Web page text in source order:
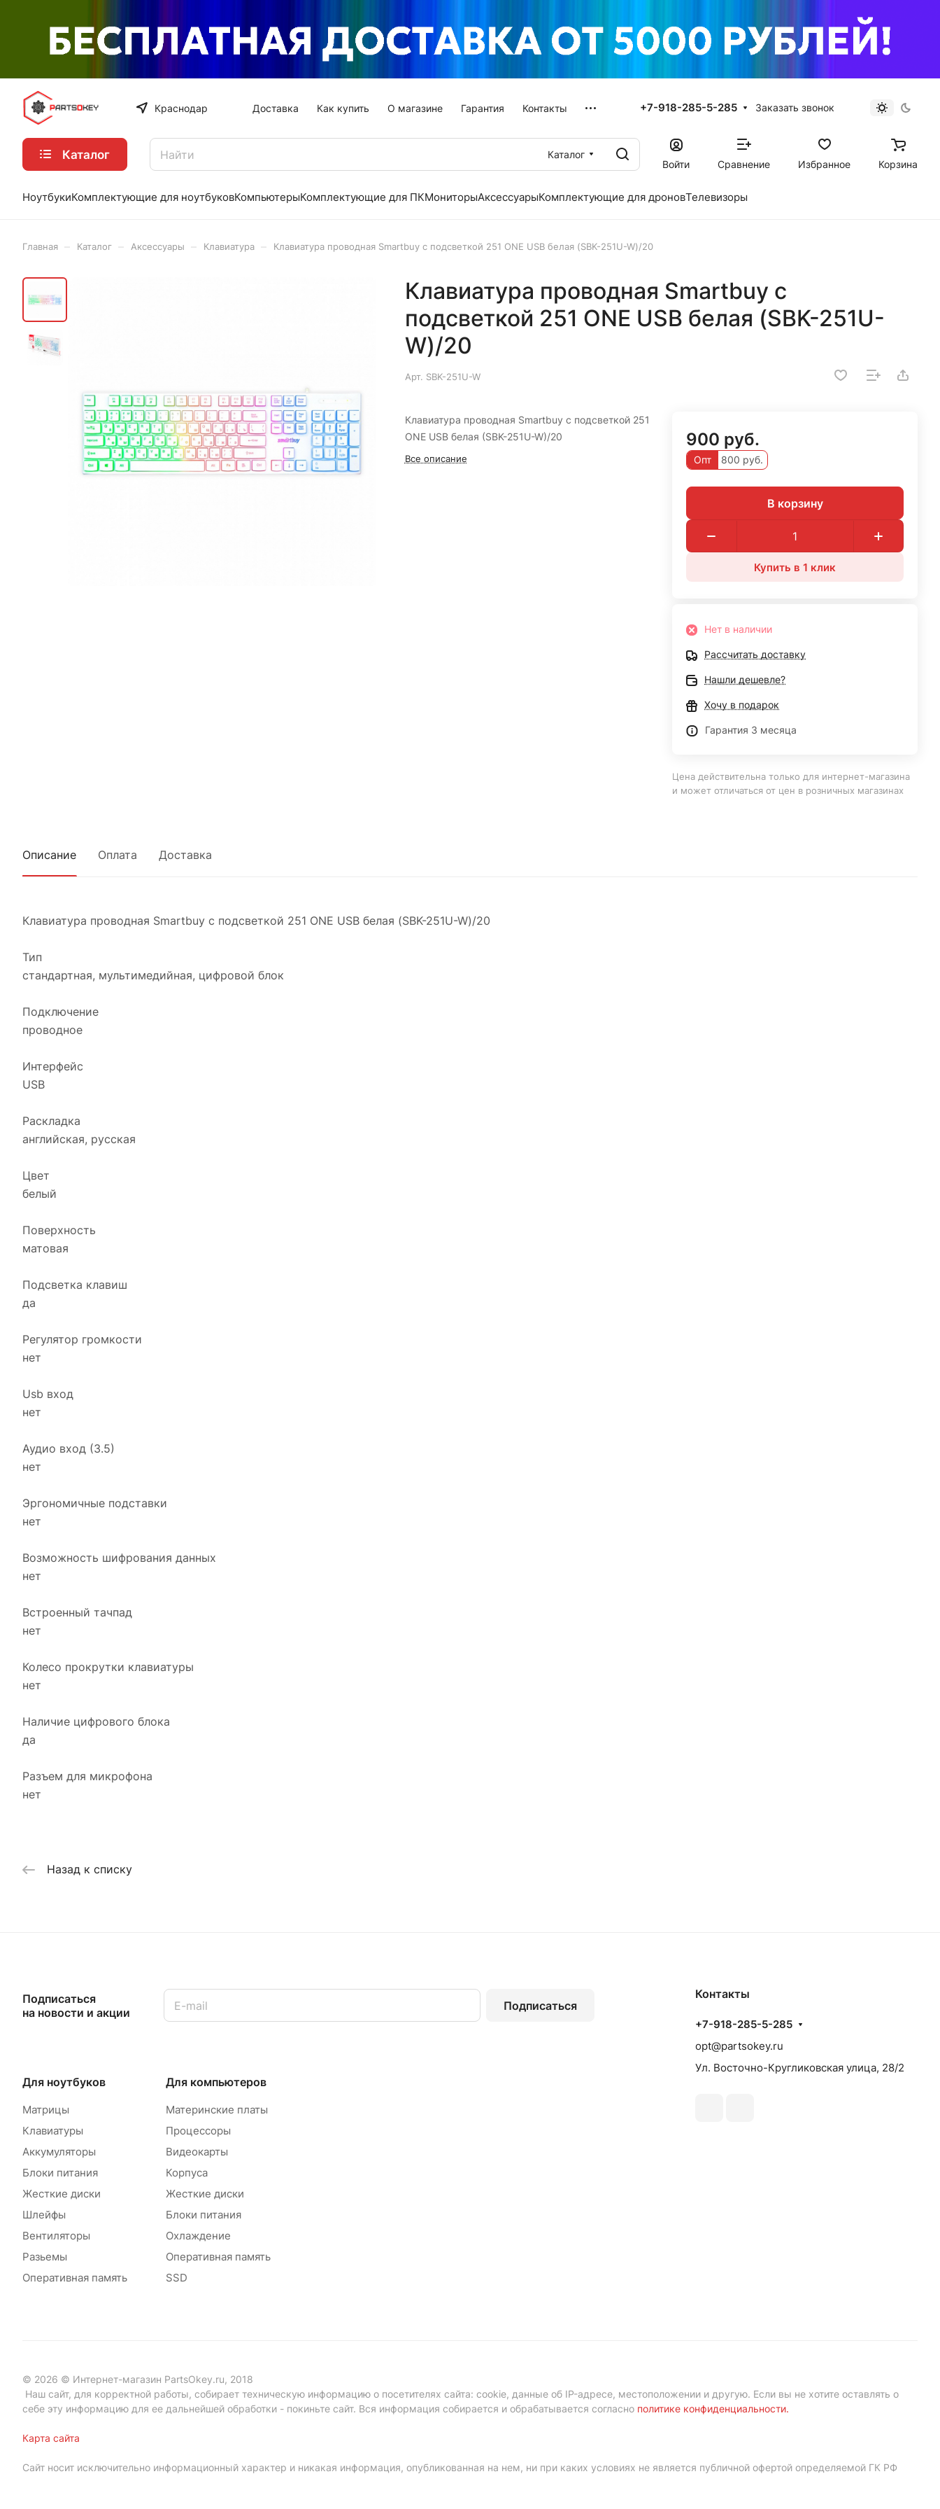
Краснодар Доставка Как купить О магазине Гарантия Контакты +7-918-285-5-285 Заказать звонок
Каталог
Каталог
Войти
Сравнение Избранное Корзина
НоутбукиКомплектующие для ноутбуковКомпьютерыКомплектующие для ПКМониторыАксессуарыКомплектующие для дроновТелевизоры
Главная Каталог Аксессуары Клавиатура Клавиатура проводная Smartbuy с подсветкой 251 ONE USB белая (SBK-251U-W)/20
Клавиатура проводная Smartbuy с
подсветкой 251 ONE USB белая (SBK-251U-
W)/20
Арт. SBK-251U-W
Клавиатура проводная Smartbuy с подсветкой 251
ONE USB белая (SBK-251U-W)/20
Все описание
900 руб.
Опт 800 руб.
В корзину
Купить в 1 клик
Нет в наличии
Рассчитать доставку
Нашли дешевле?
Хочу в подарок
Гарантия 3 месяца
Цена действительна только для интернет-магазина
и может отличаться от цен в розничных магазинах
Описание Оплата Доставка
Клавиатура проводная Smartbuy с подсветкой 251 ONE USB белая (SBK-251U-W)/20
Тип
стандартная, мультимедийная, цифровой блок
Подключение
проводное
Интерфейс
USB
Раскладка
английская, русская
Цвет
белый
Поверхность
матовая
Подсветка клавиш
да
Регулятор громкости
нет
Usb вход
нет
Аудио вход (3.5)
нет
Эргономичные подставки
нет
Возможность шифрования данных
нет
Встроенный тачпад
нет
Колесо прокрутки клавиатуры
нет
Наличие цифрового блока
да
Разъем для микрофона
нет
Назад к списку
Подписаться
на новости и акции
Подписаться
Для ноутбуков
Матрицы
Клавиатуры
Аккумуляторы
Блоки питания
Жесткие диски
Шлейфы
Вентиляторы
Разьемы
Оперативная память
Для компьютеров
Материнские платы
Процессоры
Видеокарты
Корпуса
Жесткие диски
Блоки питания
Охлаждение
Оперативная память
SSD
Контакты
+7-918-285-5-285
opt@partsokey.ru
Ул. Восточно-Кругликовская улица, 28/2
© 2026 © Интернет-магазин PartsOkey.ru, 2018
Наш сайт, для корректной работы, собирает техническую информацию о посетителях сайта: cookie, данные об IP-адресе, местоположении и другую. Если вы не хотите оставлять о
себе эту информацию для ее дальнейшей обработки - покиньте сайт. Вся информация собирается и обрабатывается согласно политике конфиденциальности.
Карта сайта
Сайт носит исключительно информационный характер и никакая информация, опубликованная на нем, ни при каких условиях не является публичной офертой определяемой ГК РФ